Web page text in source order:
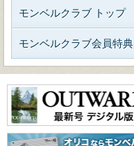
モンベルクラブ トップ
モンベルクラブ会員特典